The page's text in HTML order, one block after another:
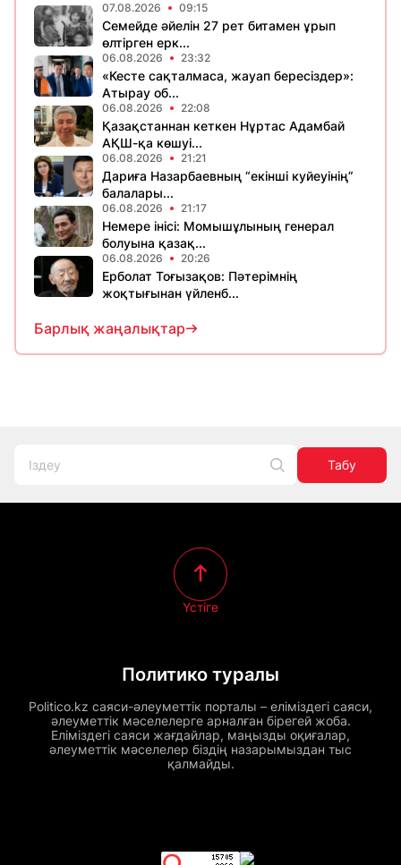
07.08.2026 09:15
Семейде әйелін 27 рет битамен ұрып
өлтірген ерк...
06.08.2026 23:32
«Кесте сақталмаса, жауап бересіздер»:
Атырау об...
06.08.2026 22:08
Қазақстаннан кеткен Нұртас Адамбай
АҚШ-қа көшуі...
06.08.2026 21:21
Дариға Назарбаевның “екінші куйеуінің”
балалары...
06.08.2026 21:17
Немере інісі: Момышұлының генерал
болуына қазақ...
06.08.2026 20:26
Ерболат Тоғызақов: Пәтерімнің
жоқтығынан үйленб...
Барлық жаңалықтар
Табу
Политико туралы
Politico.kz саяси-әлеуметтік порталы – еліміздегі саяси,
әлеуметтік мәселелерге арналған бірегей жоба.
Еліміздегі саяси жағдайлар, маңызды оқиғалар,
әлеуметтік мәселелер біздің назарымыздан тыс
қалмайды.
Үстіге